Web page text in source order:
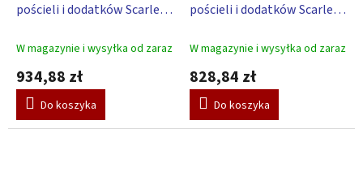
T
pościeli i dodatków Scarlett
różowy
W magazynie i wysyłka od zaraz
934,88 zł
Do koszyka
T
pościeli i dodatków Scarlett
różowy
W magazynie i wysyłka od zaraz
828,84 zł
Do koszyka